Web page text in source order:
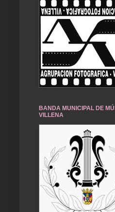
BANDA MUNICIPAL DE
VILLENA